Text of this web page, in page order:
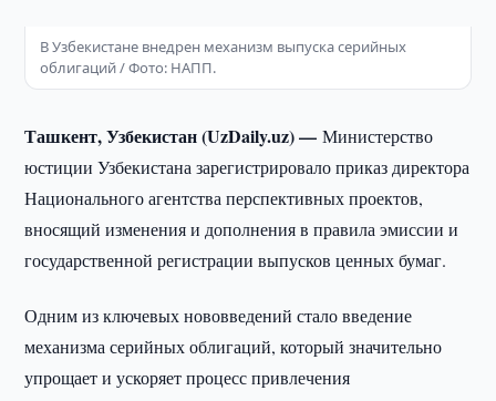
В Узбекистане внедрен механизм выпуска серийных
облигаций / Фото: НАПП.
Ташкент, Узбекистан (UzDaily.uz) —Министерство
юстиции Узбекистана зарегистрировало приказ директора
Национального агентства перспективных проектов,
вносящий изменения и дополнения в правила эмиссии и
государственной регистрации выпусков ценных бумаг.
Одним из ключевых нововведений стало введение
механизма серийных облигаций, который значительно
упрощает и ускоряет процесс привлечения